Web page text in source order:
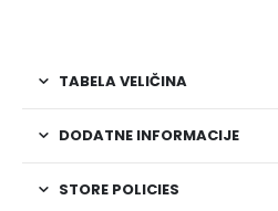
TABELA VELIČINA
DODATNE INFORMACIJE
STORE POLICIES